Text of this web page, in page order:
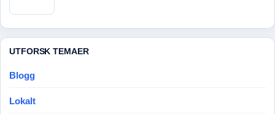
UTFORSK TEMAER
Blogg
Lokalt